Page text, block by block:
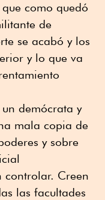
como quedó
de
se acabó y los
y lo que va
demócrata y
mala copia de
y sobre
controlar. Creen
las facultades